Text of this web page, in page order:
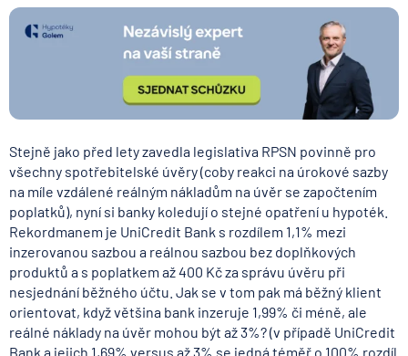
Stejně jako před lety zavedla legislativa RPSN povinně pro
všechny spotřebitelské úvěry (coby reakci na úrokové sazby
na míle vzdálené reálným nákladům na úvěr se započtením
poplatků), nyní si banky koledují o stejné opatření u hypoték.
Rekordmanem je UniCredit Bank s rozdílem 1,1% mezi
inzerovanou sazbou a reálnou sazbou bez doplňkových
produktů a s poplatkem až 400 Kč za správu úvěru při
nesjednání běžného účtu. Jak se v tom pak má běžný klient
orientovat, když většina bank inzeruje 1,99% či méně, ale
reálné náklady na úvěr mohou být až 3%? (v případě UniCredit
Bank a jejich 1,69% versus až 3% se jedná téměř o 100% rozdíl